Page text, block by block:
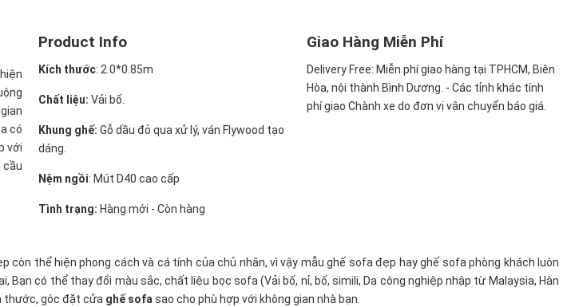
có
với
cầu
Product Info
Kích thước: 2.0*0.85m
Chất liệu: Vải bố.
Khung ghế: Gỗ dầu đỏ qua xử lý, ván Flywood tạo
dáng.
Nệm ngồi: Mút D40 cao cấp
Tình trạng: Hàng mới - Còn hàng
Giao Hàng Miễn Phí
Delivery Free: Miễn phí giao hàng tại TPHCM, Biên
Hòa, nội thành Bình Dương. - Các tỉnh khác tính
phí giao Chành xe do đơn vị vận chuyển báo giá.
thể hiện phong cách và cá tính của chủ nhân, vì vậy mẫu ghế sofa đẹp hay ghế sofa phòng khách luôn
có thể thay đổi màu sắc, chất liệu bọc sofa (Vải bố, nỉ, bố, simili, Da công nghiệp nhập từ Malaysia, Hàn
thước, góc đặt cửa ghế sofasao cho phù hợp với không gian nhà bạn.